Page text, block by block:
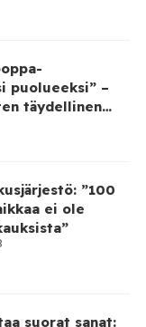
puolueeksi” –
täydellinen
”100
ei ole
suorat sanat: